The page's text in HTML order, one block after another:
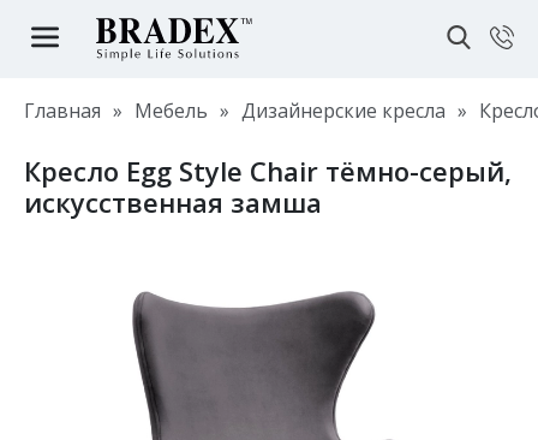
Главная » Мебель » Дизайнерские кресла »
Кресло Egg Style Chair тёмно-серый,
искусственная замша